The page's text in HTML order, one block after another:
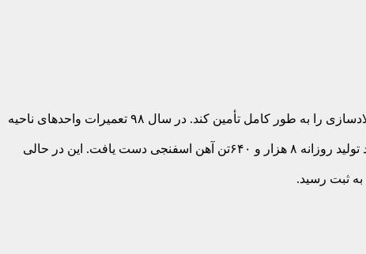
ناحیۀ آهن سازی فولاد مبارکه در سال ۹۸ علیرغم محدودیت ها موفق شد به اهداف کمی و کیفی تولید دست یابد و مواد موردنیاز ناحیۀ فولادسازی را به طور کامل تأمین کند. در سال ۹۸ تعمیرات واحدهای ناحیه
با شروع سال جدید و پیرو فرمایشات مقام معظم رهبری مبنی بر جهش تولید در سال ۹۹، در اولین قدم، واحد شهید خرازی به رکورد جدید تولید روزانه ۸ هزار و ۶۴۰تن آهن اسفنجی دست یافت. این در حالی